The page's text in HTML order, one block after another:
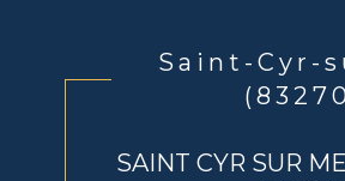
Saint-Cyr-
SAINT CYR SUR